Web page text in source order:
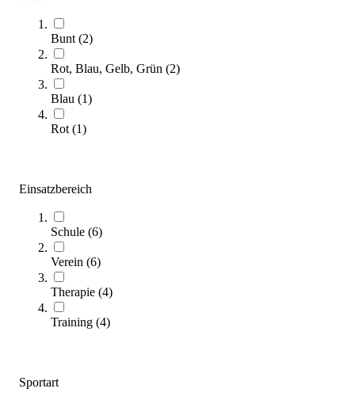
Bunt (2)
Rot, Blau, Gelb, Grün (2)
Blau (1)
Rot (1)
Einsatzbereich
Schule (6)
Verein (6)
Therapie (4)
Training (4)
Sportart
Sortieren nach
BlockX® Baukastenset
ab
309,00 €
Zum Produkt
Varianten zur Auswahl
Nur wenige auf Lager